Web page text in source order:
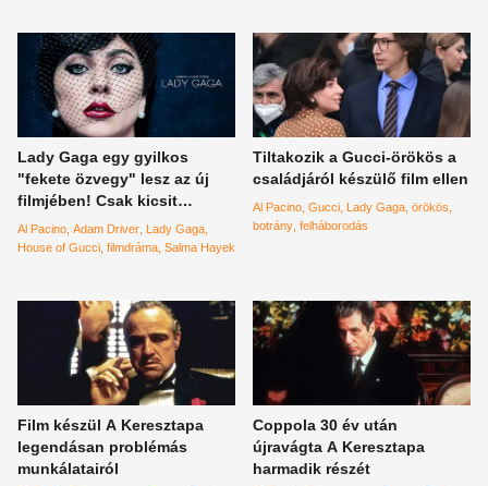
Lady Gaga egy gyilkos
"fekete özvegy" lesz az új
filmjében! Csak kicsit
másképpen...
Al Pacino Adam Driver Lady Gaga
House of Gucci filmdráma Salma Hayek
Tiltakozik a Gucci-örökös a
családjáról készülő film ellen
Al Pacino Gucci Lady Gaga örökös
botrány felháborodás
Film készül A Keresztapa
legendásan problémás
munkálatairól
Coppola 30 év után
újravágta A Keresztapa
harmadik részét